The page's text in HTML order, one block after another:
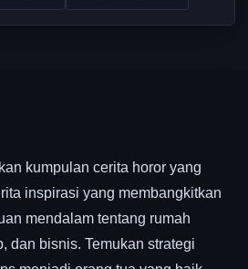
kumpulan cerita horor yang
inspirasi yang membangkitkan
mendalam tentang rumah
dan bisnis. Temukan strategi